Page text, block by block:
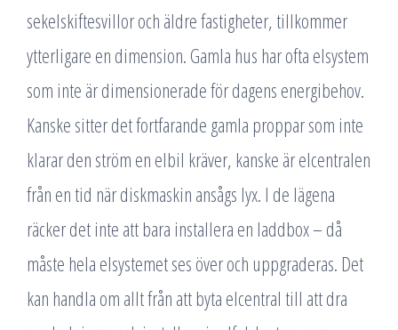
sekelskiftesvillor och äldre fastigheter, tillkommer
ytterligare en dimension. Gamla hus har ofta elsystem
som inte är dimensionerade för dagens energibehov.
Kanske sitter det fortfarande gamla proppar som inte
klarar den ström en elbil kräver, kanske är elcentralen
från en tid när diskmaskin ansågs lyx. I de lägena
räcker det inte att bara installera en laddbox – då
måste hela elsystemet ses över och uppgraderas. Det
kan handla om allt från att byta elcentral till att dra